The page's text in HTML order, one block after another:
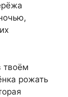
твоём
рожать